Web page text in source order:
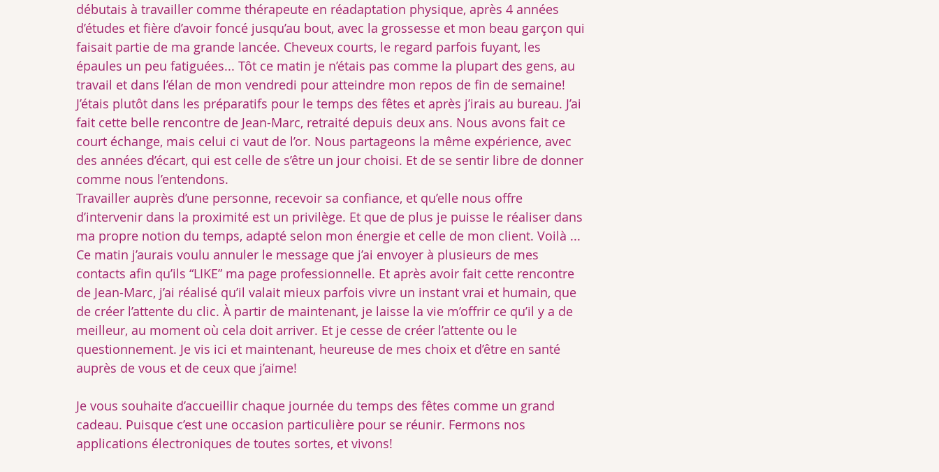
débutais à travailler comme thérapeute en réadaptation physique, après 4 années
d’études et fière d’avoir foncé jusqu’au bout, avec la grossesse et mon beau garçon qui
faisait partie de ma grande lancée. Cheveux courts, le regard parfois fuyant, les
épaules un peu fatiguées... Tôt ce matin je n’étais pas comme la plupart des gens, au
travail et dans l’élan de mon vendredi pour atteindre mon repos de fin de semaine!
J’étais plutôt dans les préparatifs pour le temps des fêtes et après j’irais au bureau. J’ai
fait cette belle rencontre de Jean-Marc, retraité depuis deux ans. Nous avons fait ce
court échange, mais celui ci vaut de l’or. Nous partageons la même expérience, avec
des années d’écart, qui est celle de s’être un jour choisi. Et de se sentir libre de donner
comme nous l’entendons.
Travailler auprès d’une personne, recevoir sa confiance, et qu’elle nous offre
d’intervenir dans la proximité est un privilège. Et que de plus je puisse le réaliser dans
ma propre notion du temps, adapté selon mon énergie et celle de mon client. Voilà ...
Ce matin j’aurais voulu annuler le message que j’ai envoyer à plusieurs de mes
contacts afin qu’ils “LIKE” ma page professionnelle. Et après avoir fait cette rencontre
de Jean-Marc, j’ai réalisé qu’il valait mieux parfois vivre un instant vrai et humain, que
de créer l’attente du clic. À partir de maintenant, je laisse la vie m’offrir ce qu’il y a de
meilleur, au moment où cela doit arriver. Et je cesse de créer l’attente ou le
questionnement. Je vis ici et maintenant, heureuse de mes choix et d’être en santé
auprès de vous et de ceux que j’aime!
Je vous souhaite d’accueillir chaque journée du temps des fêtes comme un grand
cadeau. Puisque c’est une occasion particulière pour se réunir. Fermons nos
applications électroniques de toutes sortes, et vivons!